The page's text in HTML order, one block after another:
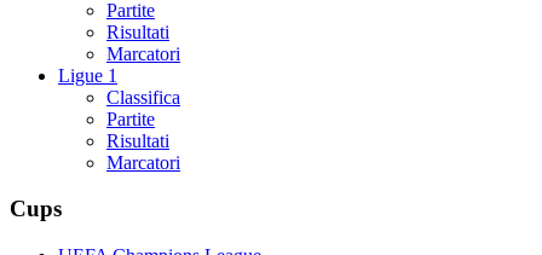
Partite
Risultati
Marcatori
Ligue 1
Classifica
Partite
Risultati
Marcatori
Cups